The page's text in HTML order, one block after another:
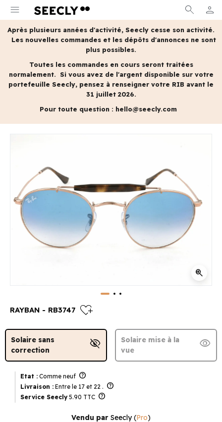
menu search person
MON
Après plusieurs années d'activité, Seecly cesse son activité.
Les nouvelles commandes et les dépôts d'annonces ne sont
plus possibles.
Toutes les commandes en cours seront traitées
normalement. Si vous avez de l'argent disponible sur votre
portefeuille Seecly, pensez à renseigner votre RIB avant le
31 juillet 2026.
Pour toute question : hello@seecly.com
zoom_in
RAYBAN - RB3747 heart_plus
Solaire sans
correction
visibility_off
Solaire mise à la
vue
visibility
Etat : Comme neuf help
Livraison : Entre le 17 et 22 . help
Service Seecly 5.90 TTC help
Vendu par Seecly(Pro)